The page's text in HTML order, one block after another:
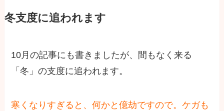
冬支度に追われます
10月の記事にも書きましたが、間もなく来る
「冬」の支度に追われます。
寒くなりすぎると、何かと億劫ですので。ケガも